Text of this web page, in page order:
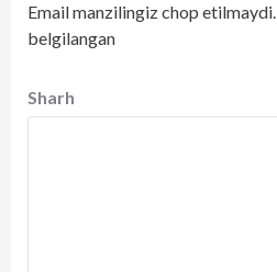
Email manzilingiz chop etilmaydi.
belgilangan
Sharh